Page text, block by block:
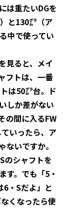
は重たいDGを
と130㌘（ア
中で使ってい
見ると、メイ
フトは、一番
は50㌘台。ド
しか差がない
の間に入るFW
いったら、ア
ないですか。
のシャフトを
す。でも「5・
6・Sだよ」と
くなったら使